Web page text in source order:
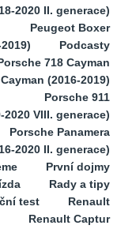
2020 II. generace)
Peugeot Boxer
Podcasty
718 Cayman
(2016-2019)
Porsche 911
2020 VIII. generace)
Porsche Panamera
2020 II. generace)
První dojmy
Rady a tipy
test
Renault
Renault Captur